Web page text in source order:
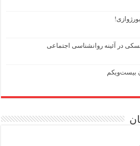
در آئینه روانشناسی اجتماعی
بیست‌ویکم